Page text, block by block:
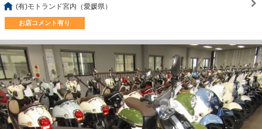
(有)モトランド宮内（愛媛県）
お店コメント有り